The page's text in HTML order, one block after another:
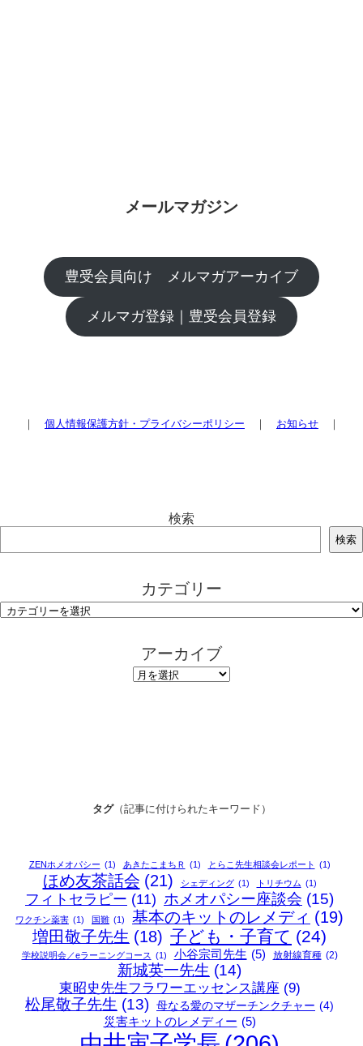
メールマガジン
豊受会員向け メルマガアーカイブ
メルマガ登録｜豊受会員登録
｜ 個人情報保護方針・プライバシーポリシー ｜ お知らせ ｜
検索
検索
カテゴリー
アーカイブ
タグ（記事に付けられたキーワード）
ZENホメオパシー (1) あきたこまちＲ (1) とらこ先生相談会レポート (1)
ほめ友茶話会 (21) シェディング (1) トリチウム (1)
フィトセラピー (11) ホメオパシー座談会 (15)
ワクチン薬害 (1) 国難 (1) 基本のキットのレメディ (19)
増田敬子先生 (18) 子ども・子育て (24)
学校説明会／eラーニングコース (1) 小谷宗司先生 (5) 放射線育種 (2)
新城英一先生 (14)
東昭史先生フラワーエッセンス講座 (9)
松尾敬子先生 (13) 母なる愛のマザーチンクチャー (4)
災害キットのレメディー (5)